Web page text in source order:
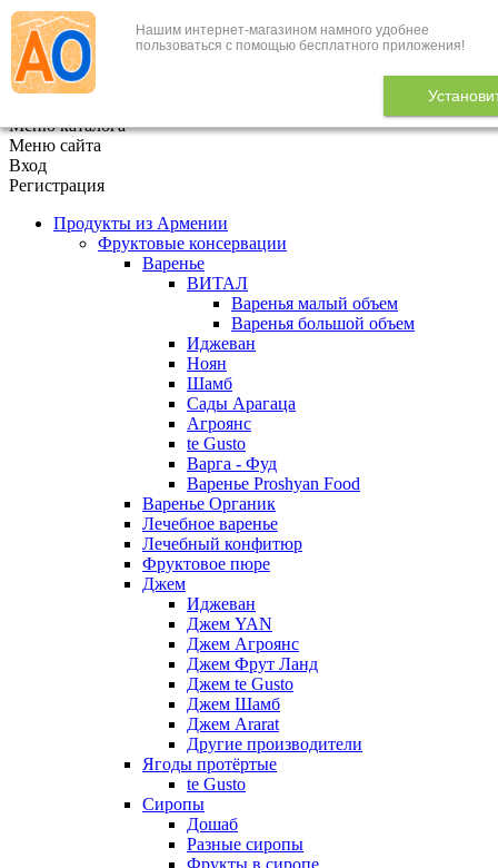
Нашим интернет-магазином намного удобнее
пользоваться с помощью бесплатного приложения!
+7 (495) 646-888-1
В корзине 0
Меню каталога
Меню сайта
Вход
Регистрация
Продукты из Армении
Фруктовые консервации
Варенье
ВИТАЛ
Варенья малый объем
Варенья большой объем
Иджеван
Ноян
Шамб
Сады Арагаца
Агроянс
te Gusto
Варга - Фуд
Варенье Proshyan Food
Варенье Органик
Лечебное варенье
Лечебный конфитюр
Фруктовое пюре
Джем
Иджеван
Джем YAN
Джем Агроянс
Джем Фрут Ланд
Джем te Gusto
Джем Шамб
Джем Ararat
Другие производители
Ягоды протёртые
te Gusto
Сиропы
Дошаб
Разные сиропы
Фрукты в сиропе